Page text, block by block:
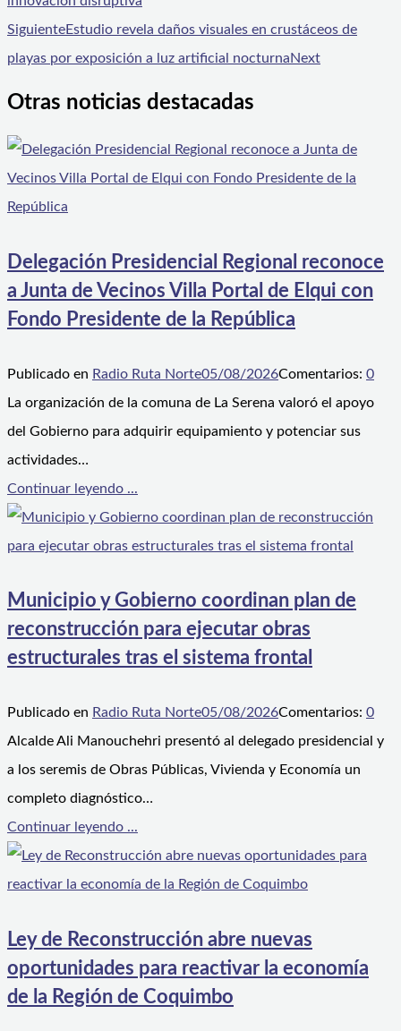
SiguienteEstudio revela daños visuales en crustáceos de
playas por exposición a luz artificial nocturnaNext
Otras noticias destacadas
Delegación Presidencial Regional reconoce
a Junta de Vecinos Villa Portal de Elqui con
Fondo Presidente de la República
Publicado en Radio Ruta Norte05/08/2026Comentarios: 0
La organización de la comuna de La Serena valoró el apoyo
del Gobierno para adquirir equipamiento y potenciar sus
actividades…
Continuar leyendo ...
Municipio y Gobierno coordinan plan de
reconstrucción para ejecutar obras
estructurales tras el sistema frontal
Publicado en Radio Ruta Norte05/08/2026Comentarios: 0
Alcalde Ali Manouchehri presentó al delegado presidencial y
a los seremis de Obras Públicas, Vivienda y Economía un
completo diagnóstico…
Continuar leyendo ...
Ley de Reconstrucción abre nuevas
oportunidades para reactivar la economía
de la Región de Coquimbo